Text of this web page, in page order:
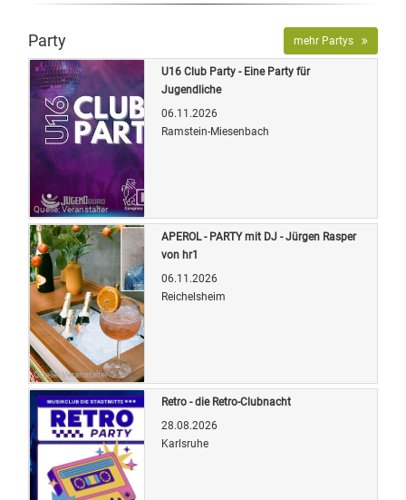
Party mehr Partys
Quelle: Veranstalter
U16 Club Party - Eine Party für
Jugendliche
06.11.2026
Ramstein-Miesenbach
Quelle: Veranstalter
APEROL - PARTY mit DJ - Jürgen Rasper
von hr1
06.11.2026
Reichelsheim
Retro - die Retro-Clubnacht
28.08.2026
Karlsruhe